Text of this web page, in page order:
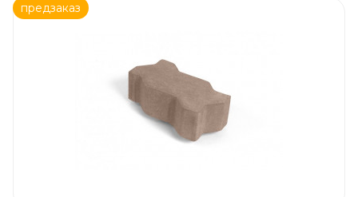
предзаказ